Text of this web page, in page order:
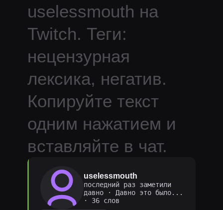
uselessmouth на
Twitch. Теги:
нецензурная
лексика, негатив.
Копируйте текст
одним нажатием и
вставляйте в чат.
uselessmouth
последний раз заметили
давно·
Давно это было...
· 36 слов